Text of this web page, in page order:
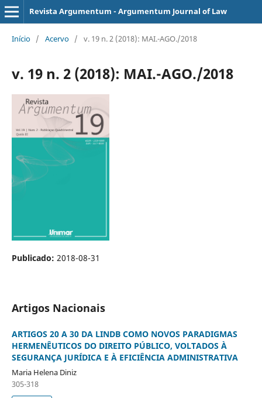
Revista Argumentum - Argumentum Journal of Law
Início / Acervo / v. 19 n. 2 (2018): MAI.-AGO./2018
v. 19 n. 2 (2018): MAI.-AGO./2018
Publicado: 2018-08-31
Artigos Nacionais
ARTIGOS 20 A 30 DA LINDB COMO NOVOS PARADIGMAS
HERMENÊUTICOS DO DIREITO PÚBLICO, VOLTADOS À
SEGURANÇA JURÍDICA E À EFICIÊNCIA ADMINISTRATIVA
Maria Helena Diniz
305-318